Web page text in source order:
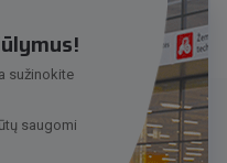
sužinokite
saugomi